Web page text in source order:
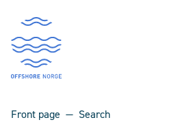
Front page Search